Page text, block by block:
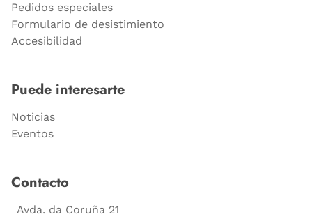
Pedidos especiales
Formulario de desistimiento
Accesibilidad
Puede interesarte
Noticias
Eventos
Contacto
Avda. da Coruña 21